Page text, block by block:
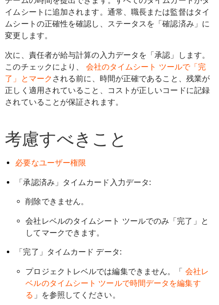
イムシートに追加されます。通常、職長または監督はタイ
ムシートの正確性を確認し、ステータスを「確認済み」に
変更します。
次に、責任者が給与計算の入力データを「承認」します。
このチェックにより、 会社のタイムシート ツールで「完
了」とマーク される前に、時間が正確であること、残業が
正しく適用されていること、コストが正しいコードに記録
されていることが保証されます。
考慮すべきこと
必要なユーザー権限
「承認済み」タイムカード入力データ:
削除できません。
会社レベルのタイムシート ツールでのみ「完了」と
してマークできます。
「完了」タイムカード データ:
プロジェクトレベルでは編集できません。「 会社レ
ベルのタイムシート ツールで時間データを編集す
る 」を参照してください。